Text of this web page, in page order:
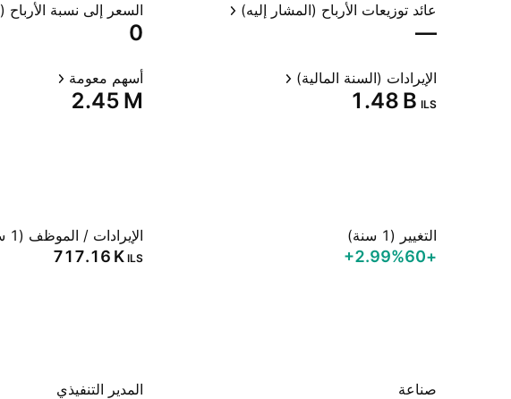
عائد توزيعات الأرباح (المشار إليه)
—
السعر إلى نسبة الأرباح (TTM)
0
الإيرادات (السنة المالية)
‪1.48 B‬ ILS
أسهم معومة
‪2.45 M‬
التغيير (1 سنة)
+60
‪+2.99%‬
الإيرادات / الموظف (1 سنة)
‪717.16 K‬ ILS
صناعة المدير التنفيذي